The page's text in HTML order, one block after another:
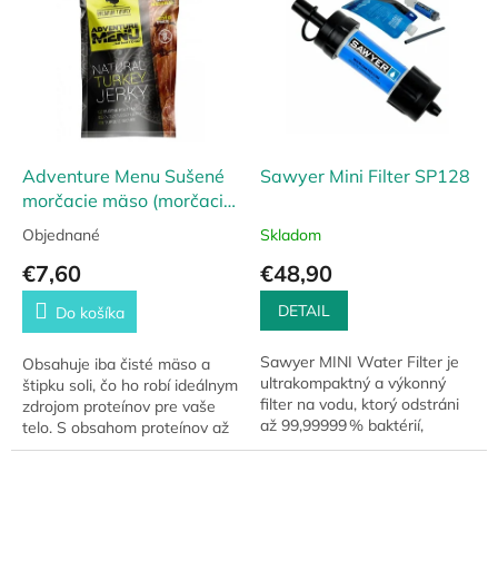
situáciách. Sú to...
Adventure Menu Sušené
morčacie mäso (morčacie
jerky)
Objednané
€7,60
Do košíka
Obsahuje iba čisté mäso a
štipku soli, čo ho robí ideálnym
zdrojom proteínov pre vaše
telo. S obsahom proteínov až
77% sú Morčacie Jerky
Sawyer Mini Filter SP128
Skladom
€48,90
DETAIL
Sawyer MINI Water Filter je
ultrakompaktný a výkonný
filter na vodu, ktorý odstráni
až 99,99999 % baktérií,
prvokov a 100 % mikroplastov.